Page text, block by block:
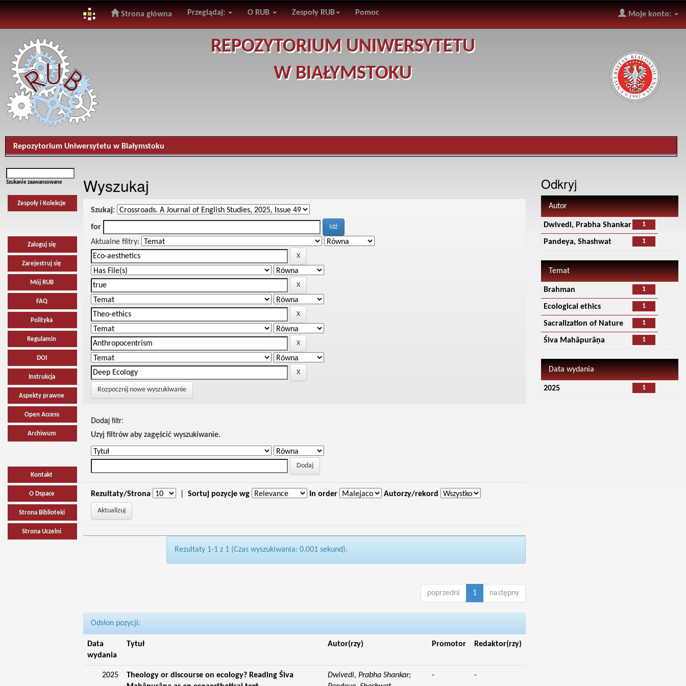
navigation
Strona główna Przeglądaj: O RUB Zespoły RUB Pomoc Moje konto:
REPOZYTORIUM UNIWERSYTETU
W BIAŁYMSTOKU
Repozytorium Uniwersytetu w Białymstoku
Szukanie zaawansowane
Zespoły i Kolekcje
Zaloguj się
Zarejestruj się
Mój RUB
FAQ
Polityka
Regulamin
DOI
Instrukcja
Aspekty prawne
Open Access
Archiwum
Kontakt
O Dspace
Strona Biblioteki
Strona Uczelni
Wyszukaj
Szukaj:
for
Aktualne filtry:
Rozpocznij nowe wyszukiwanie
Dodaj filtr:
Uzyj filtrów aby zagęścić wyszukiwanie.
Rezultaty/Strona Sortuj pozycje wg In order Autorzy/rekord
Rezultaty 1-1 z 1 (Czas wyszukiwania: 0.001 sekund).
poprzedni 1 następny
Odsłon pozycji:
Data
wydania
Tytuł Autor(rzy) Promotor Redaktor(rzy)
2025
Theology or discourse on ecology? Reading Śiva
Dwivedi, Prabha Shankar;
- -
Odkryj
Autor
1
Dwivedi, Prabha Shankar
1
Pandeya, Shashwat
Temat
1
Brahman
1
Ecological ethics
1
Sacralization of Nature
1
Śiva Mahāpurāṇa
Data wydania
1
2025